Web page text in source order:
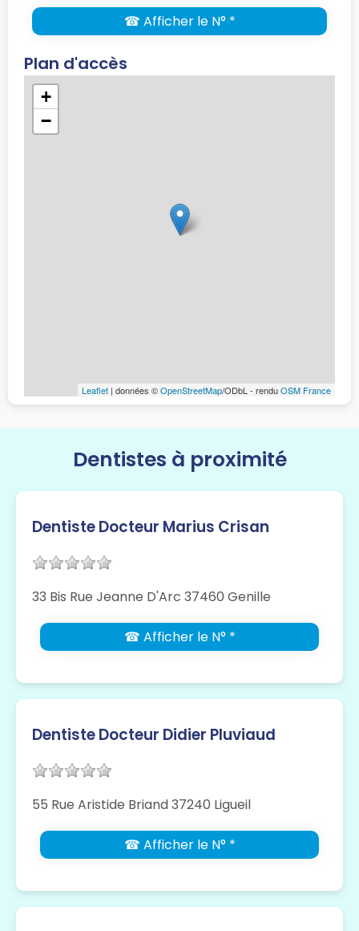
☎ Afficher le N° *
Plan d'accès
+
−
Leaflet | données ©OpenStreetMap/ODbL - renduOSM France
Dentistes à proximité
Dentiste Docteur Marius Crisan
33 Bis Rue Jeanne D'Arc 37460 Genille
☎ Afficher le N° *
Dentiste Docteur Didier Pluviaud
55 Rue Aristide Briand 37240 Ligueil
☎ Afficher le N° *